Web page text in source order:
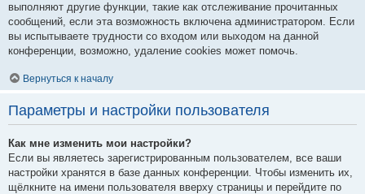
выполняют другие функции, такие как отслеживание прочитанных
сообщений, если эта возможность включена администратором. Если
вы испытываете трудности со входом или выходом на данной
конференции, возможно, удаление cookies может помочь.
Вернуться к началу
Параметры и настройки пользователя
Как мне изменить мои настройки?
Если вы являетесь зарегистрированным пользователем, все ваши
настройки хранятся в базе данных конференции. Чтобы изменить их,
щёлкните на имени пользователя вверху страницы и перейдите по